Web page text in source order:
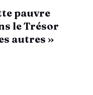
pauvre
le Trésor
autres »